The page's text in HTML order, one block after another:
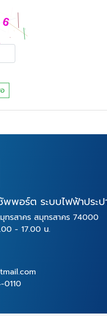
พอร์ต ระบบไฟฟ้าประป
ทรสาคร สมุทรสาคร 74000
- 17.00 น.
0110